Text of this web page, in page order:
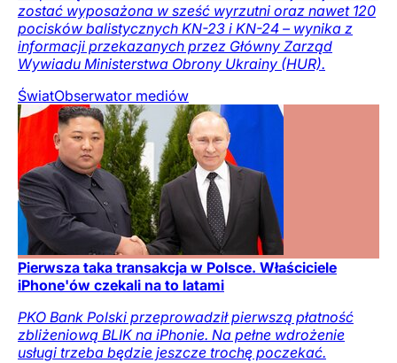
zostać wyposażona w sześć wyrzutni oraz nawet 120
pocisków balistycznych KN-23 i KN-24 – wynika z
informacji przekazanych przez Główny Zarząd
Wywiadu Ministerstwa Obrony Ukrainy (HUR).
ŚwiatObserwator mediów
Pierwsza taka transakcja w Polsce. Właściciele
iPhone'ów czekali na to latami
PKO Bank Polski przeprowadził pierwszą płatność
zbliżeniową BLIK na iPhonie. Na pełne wdrożenie
usługi trzeba będzie jeszcze trochę poczekać.